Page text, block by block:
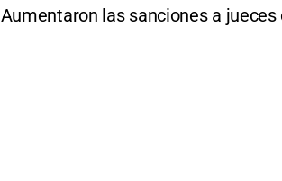
Aumentaron las sanciones a